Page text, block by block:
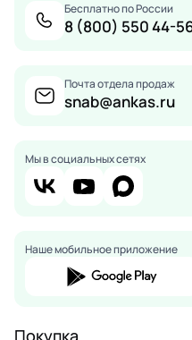
Бесплатно по России
8 (800) 550 44-
Почта отдела продаж
snab@ankas.ru
Мы в социальных сетях
Наше мобильное приложение
Покупка